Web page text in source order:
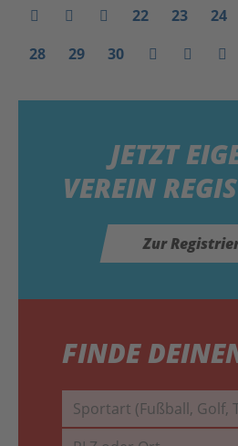
22 23 24
28
29 30
JETZT
VEREIN
Zur
FINDE
Sportart (Fußball, Golf,